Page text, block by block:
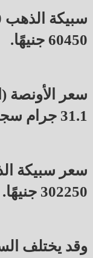
60450 جنيهًا.
سعر الأونصة
31.1 جرام سجل نحو 187999 جنيهًا.
302250 جنيهًا.
وقد يختلف